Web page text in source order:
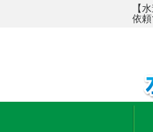
【
依